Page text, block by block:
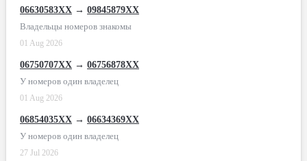
06630583XX → 09845879XX
Владельцы номеров знакомы
01 Aug 2026
06750707XX → 06756878XX
У номеров один владелец
01 Aug 2026
06854035XX → 06634369XX
У номеров один владелец
27 Jul 2026